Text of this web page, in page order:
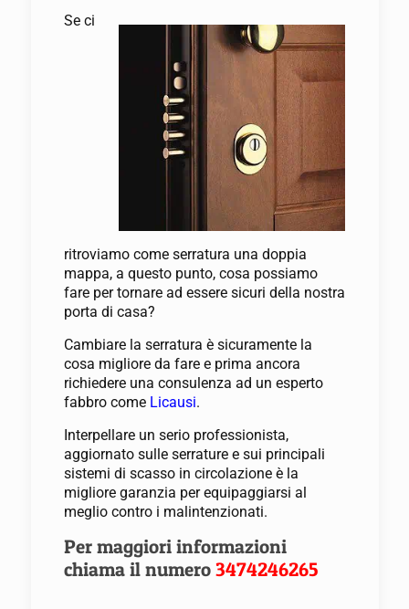
Se ci
ritroviamo come serratura una doppia
mappa, a questo punto, cosa possiamo
fare per tornare ad essere sicuri della nostra
porta di casa?
Cambiare la serratura è sicuramente la
cosa migliore da fare e prima ancora
richiedere una consulenza ad un esperto
fabbro come Licausi.
Interpellare un serio professionista,
aggiornato sulle serrature e sui principali
sistemi di scasso in circolazione è la
migliore garanzia per equipaggiarsi al
meglio contro i malintenzionati.
Per maggiori informazioni
chiama il numero 3474246265